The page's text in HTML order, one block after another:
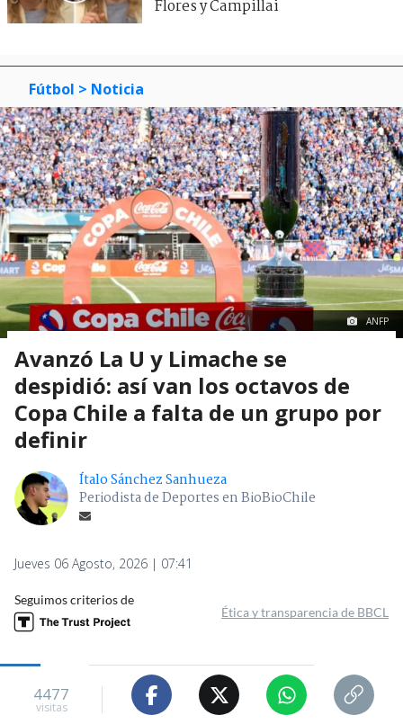
Flores y Campillai
Fútbol > Noticia
ANFP
Avanzó La U y Limache se
despidió: así van los octavos de
Copa Chile a falta de un grupo por
definir
Ítalo Sánchez Sanhueza
Periodista de Deportes en BioBioChile
Jueves 06 Agosto, 2026 | 07:41
Seguimos criterios de
Ética y transparencia de BBCL
4477
visitas